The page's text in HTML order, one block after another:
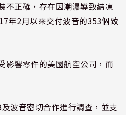
不正確，存在因潮濕導致結凍
年2月以來交付波音的353個致
影響零件的美國航空公司，而
波音密切合作進行調查，並支